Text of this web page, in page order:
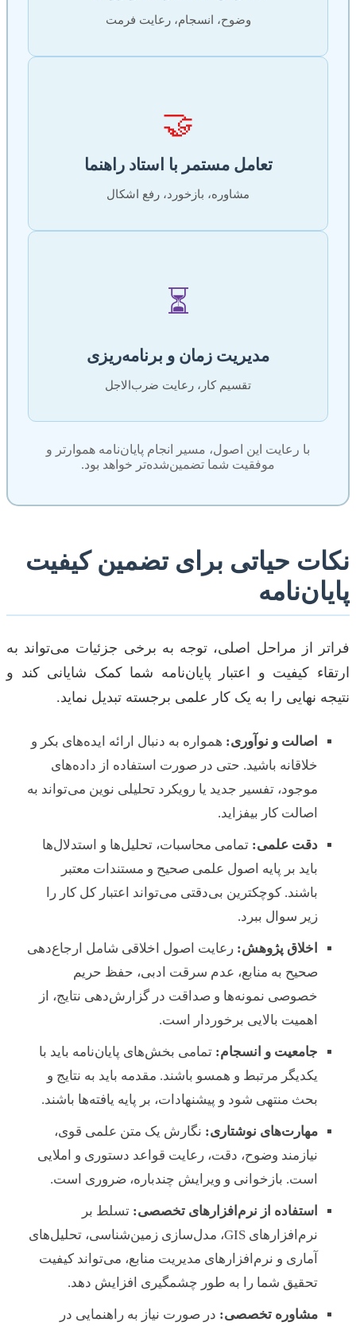
وضوح، انسجام، رعایت فرمت
🤝
تعامل مستمر با استاد راهنما
مشاوره، بازخورد، رفع اشکال
⏳
مدیریت زمان و برنامه‌ریزی
تقسیم کار، رعایت ضرب‌الاجل
با رعایت این اصول، مسیر انجام پایان‌نامه هموارتر و
موفقیت شما تضمین‌شده‌تر خواهد بود.
نکات حیاتی برای تضمین کیفیت
پایان‌نامه
فراتر از مراحل اصلی، توجه به برخی جزئیات می‌تواند به
ارتقاء کیفیت و اعتبار پایان‌نامه شما کمک شایانی کند و
نتیجه نهایی را به یک کار علمی برجسته تبدیل نماید.
اصالت و نوآوری: همواره به دنبال ارائه ایده‌های بکر و
خلاقانه باشید. حتی در صورت استفاده از داده‌های
موجود، تفسیر جدید یا رویکرد تحلیلی نوین می‌تواند به
اصالت کار بیفزاید.
دقت علمی: تمامی محاسبات، تحلیل‌ها و استدلال‌ها
باید بر پایه اصول علمی صحیح و مستندات معتبر
باشند. کوچکترین بی‌دقتی می‌تواند اعتبار کل کار را
زیر سوال ببرد.
اخلاق پژوهش: رعایت اصول اخلاقی شامل ارجاع‌دهی
صحیح به منابع، عدم سرقت ادبی، حفظ حریم
خصوصی نمونه‌ها و صداقت در گزارش‌دهی نتایج، از
اهمیت بالایی برخوردار است.
جامعیت و انسجام: تمامی بخش‌های پایان‌نامه باید با
یکدیگر مرتبط و همسو باشند. مقدمه باید به نتایج و
بحث منتهی شود و پیشنهادات، بر پایه یافته‌ها باشند.
مهارت‌های نوشتاری: نگارش یک متن علمی قوی،
نیازمند وضوح، دقت، رعایت قواعد دستوری و املایی
است. بازخوانی و ویرایش چندباره، ضروری است.
استفاده از نرم‌افزارهای تخصصی: تسلط بر
نرم‌افزارهای GIS، مدل‌سازی زمین‌شناسی، تحلیل‌های
آماری و نرم‌افزارهای مدیریت منابع، می‌تواند کیفیت
تحقیق شما را به طور چشمگیری افزایش دهد.
مشاوره تخصصی: در صورت نیاز به راهنمایی در